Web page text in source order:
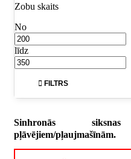
Zobu skaits
No
līdz
 FILTRS
Sinhronās
pļāvējiem/pļaujmašīnām.